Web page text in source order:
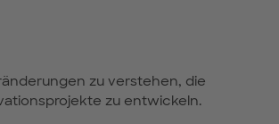
zu verstehen, die
zu entwickeln.